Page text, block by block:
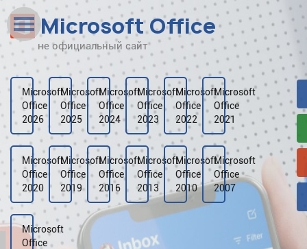
Наверх
Рейтинг
Видео
Галерея
Microsoft Office
не официальный сайт
Microsoft
Office
2026
Microsoft
Office
2025
Microsoft
Office
2024
Microsoft
Office
2023
Microsoft
Office
2022
Microsoft
Office
2021
Microsoft
Office
2020
Microsoft
Office
2019
Microsoft
Office
2016
Microsoft
Office
2013
Microsoft
Office
2010
Microsoft
Office
2007
Microsoft
Office